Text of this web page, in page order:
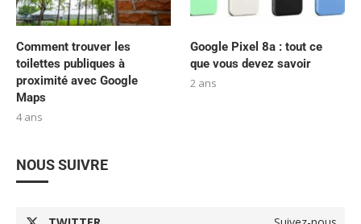
Comment trouver les
toilettes publiques à
proximité avec Google
Maps
4 ans
Google Pixel 8a : tout ce
que vous devez savoir
2 ans
NOUS SUIVRE